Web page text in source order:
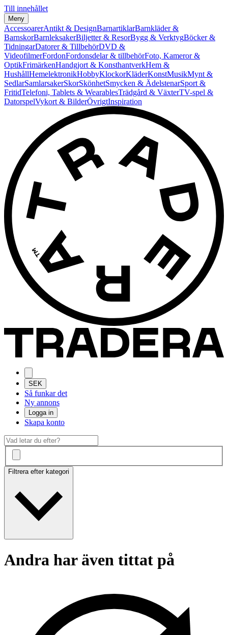
Till innehållet
Meny
AccessoarerAntikt & DesignBarnartiklarBarnkläder &
BarnskorBarnleksakerBiljetter & ResorBygg & VerktygBöcker &
TidningarDatorer & TillbehörDVD &
VideofilmerFordonFordonsdelar & tillbehörFoto, Kameror &
OptikFrimärkenHandgjort & KonsthantverkHem &
HushållHemelektronikHobbyKlockorKläderKonstMusikMynt &
SedlarSamlarsakerSkorSkönhetSmycken & ÄdelstenarSport &
FritidTelefoni, Tablets & WearablesTrädgård & VäxterTV-spel &
DatorspelVykort & BilderÖvrigtInspiration
SEK
Så funkar det
Ny annons
Logga in
Skapa konto
Filtrera efter kategori
Andra har även tittat på